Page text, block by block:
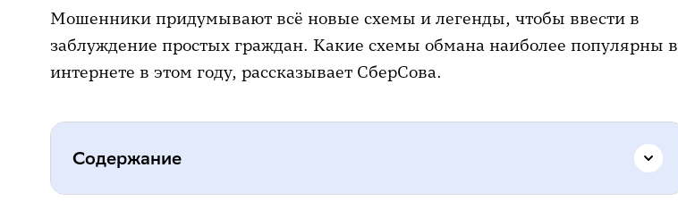
Мошенники придумывают всё новые схемы и легенды, чтобы ввести в
заблуждение простых граждан. Какие схемы обмана наиболее популярны в
интернете в этом году, рассказывает СберСова.
Содержание